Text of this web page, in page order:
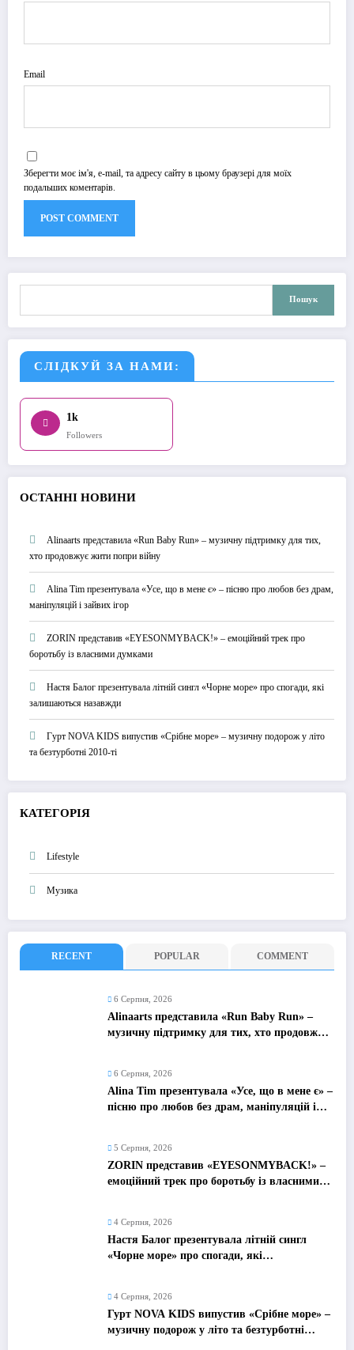
Email
Зберегти моє ім'я, e-mail, та адресу сайту в цьому браузері для моїх
подальших коментарів.
Пошук
СЛІДКУЙ ЗА НАМИ:
1k
Followers
ОСТАННІ НОВИНИ
Alinaarts представила «Run Baby Run» – музичну підтримку для тих,
хто продовжує жити попри війну
Alina Tim презентувала «Усе, що в мене є» – пісню про любов без драм,
маніпуляцій і зайвих ігор
ZORIN представив «EYESONMYBACK!» – емоційний трек про
боротьбу із власними думками
Настя Балог презентувала літній сингл «Чорне море» про спогади, які
залишаються назавжди
Гурт NOVA KIDS випустив «Срібне море» – музичну подорож у літо
та безтурботні 2010-ті
КАТЕГОРІЯ
Lifestyle
Музика
RECENT POPULAR COMMENT
6 Серпня, 2026
Alinaarts представила «Run Baby Run» –
музичну підтримку для тих, хто продовжує
6 Серпня, 2026
Alina Tim презентувала «Усе, що в мене є» –
пісню про любов без драм, маніпуляцій і
5 Серпня, 2026
ZORIN представив «EYESONMYBACK!» –
емоційний трек про боротьбу із власними
4 Серпня, 2026
Настя Балог презентувала літній сингл
«Чорне море» про спогади, які
4 Серпня, 2026
Гурт NOVA KIDS випустив «Срібне море» –
музичну подорож у літо та безтурботні